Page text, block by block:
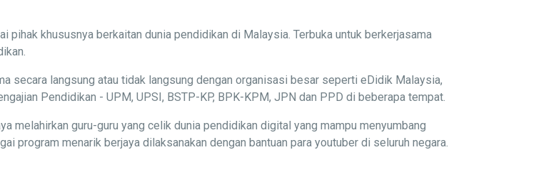
pihak khususnya berkaitan dunia pendidikan di Malaysia. Terbuka untuk berkerjasama
secara langsung atau tidak langsung dengan organisasi besar seperti eDidik Malaysia,
Pendidikan - UPM, UPSI, BSTP-KP, BPK-KPM, JPN dan PPD di beberapa tempat.
melahirkan guru-guru yang celik dunia pendidikan digital yang mampu menyumbang
program menarik berjaya dilaksanakan dengan bantuan para youtuber di seluruh negara.